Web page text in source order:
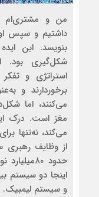
من و مشتری‌ام
داشتیم و سپس
بنویسد. این
شکل‌گیری بود.
استراتژی و
برخوردارند و
می‌کنند، اما
مغز است. درک
می‌کند، نه‌تنها
از وظایف رهبری
حدود
اینجا دو سیستم
و سیستم لیمبیک.